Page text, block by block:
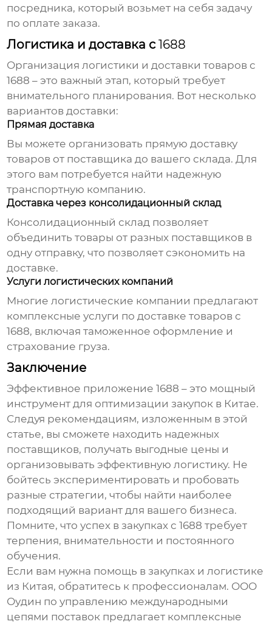
посредника, который возьмет на себя задачу
по оплате заказа.
Логистика и доставка с1688
Организация логистики и доставки товаров с
1688 – это важный этап, который требует
внимательного планирования. Вот несколько
вариантов доставки:
Прямая доставка
Вы можете организовать прямую доставку
товаров от поставщика до вашего склада. Для
этого вам потребуется найти надежную
транспортную компанию.
Доставка через консолидационный склад
Консолидационный склад позволяет
объединить товары от разных поставщиков в
одну отправку, что позволяет сэкономить на
доставке.
Услуги логистических компаний
Многие логистические компании предлагают
комплексные услуги по доставке товаров с
1688, включая таможенное оформление и
страхование груза.
Заключение
Эффективное приложение1688 – это мощный
инструмент для оптимизации закупок в Китае.
Следуя рекомендациям, изложенным в этой
статье, вы сможете находить надежных
поставщиков, получать выгодные цены и
организовывать эффективную логистику. Не
бойтесь экспериментировать и пробовать
разные стратегии, чтобы найти наиболее
подходящий вариант для вашего бизнеса.
Помните, что успех в закупках с1688 требует
терпения, внимательности и постоянного
обучения.
Если вам нужна помощь в закупках и логистике
из Китая, обратитесь к профессионалам. ООО
Оудин по управлению международными
цепями поставок предлагает комплексные